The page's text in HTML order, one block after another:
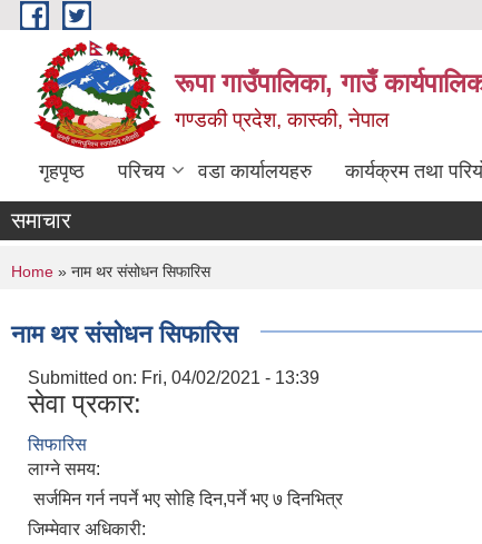
Skip to main content
रूपा गाउँपालिका, गाउँ
गण्डकी प्रदेश, कास्की, नेपाल
गृहपृष्ठ परिचय वडा कार्यालयहरु कार्यक्रम तथा
समाचार
You are here
Home » नाम थर संसोधन सिफारिस
नाम थर संसोधन सिफारिस
Submitted on: Fri, 04/02/2021 - 13:39
सेवा प्रकार:
सिफारिस
लाग्ने समय:
सर्जमिन गर्न नपर्ने भए सोहि दिन,पर्ने भए ७ दिनभित्र
जिम्मेवार अधिकारी: